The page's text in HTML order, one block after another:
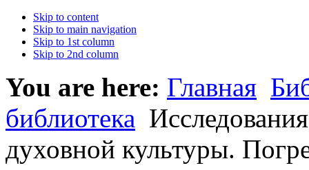
Skip to content
Skip to main navigation
Skip to 1st column
Skip to 2nd column
You are here: Главная
библиотека
духовной культуры.